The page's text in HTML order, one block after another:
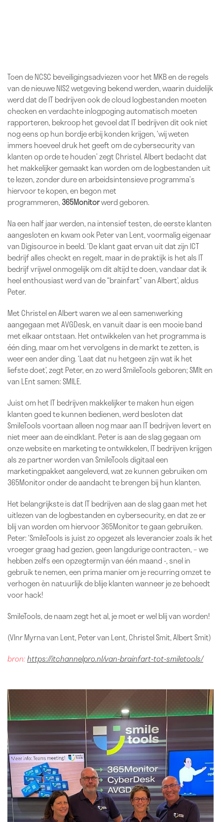
Toen de NCSC beveiligingsadviezen voor het MKB en de regels
van de nieuwe NIS2 wetgeving bekend werden, waarin duidelijk
werd dat de IT bedrijven ook de cloud logbestanden moeten
checken en verdachte inlogpoging automatisch moeten
rapporteren, bekroop het gevoel dat IT bedrijven dit ook niet
nog eens op hun bordje erbij konden krijgen, ‘wij weten
immers hoeveel druk het geeft om de cybersecurity van
klanten op orde te houden’ zegt Christel. Albert bedacht dat
het makkelijker gemaakt kan worden om de logbestanden uit
te lezen, zonder dure en arbeidsintensieve programma’s
hiervoor te kopen, en begon met
programmeren, 365Monitorwerd geboren.
Na een half jaar werden, na intensief testen, de eerste klanten
aangesloten en kwam ook Peter van Lent, voormalig eigenaar
van Digisource in beeld. ‘De klant gaat ervan uit dat zijn ICT
bedrijf alles checkt en regelt, maar in de praktijk is het als IT
bedrijf vrijwel onmogelijk om dit altijd te doen, vandaar dat ik
heel enthousiast werd van de “brainfart” van Albert’, aldus
Peter.
Met Christel en Albert waren we al een samenwerking
aangegaan met AVGDesk, en vanuit daar is een mooie band
met elkaar ontstaan. Het ontwikkelen van het programma is
één ding, maar om het vervolgens in de markt te zetten, is
weer een ander ding. ‘Laat dat nu hetgeen zijn wat ik het
liefste doet’, zegt Peter, en zo werd SmileTools geboren; SMIt en
van LEnt samen: SMILE.
Juist om het IT bedrijven makkelijker te maken hun eigen
klanten goed te kunnen bedienen, werd besloten dat
SmileTools voortaan alleen nog maar aan IT bedrijven levert en
niet meer aan de eindklant. Peter is aan de slag gegaan om
onze website en marketing te ontwikkelen, IT bedrijven krijgen
als ze partner worden van SmileTools digitaal een
marketingpakket aangeleverd, wat ze kunnen gebruiken om
365Monitor onder de aandacht te brengen bij hun klanten.
Het belangrijkste is dat IT bedrijven aan de slag gaan met het
uitlezen van de logbestanden en cybersecurity, en dat ze er
blij van worden om hiervoor 365Monitor te gaan gebruiken.
Peter: ‘SmileTools is juist zo opgezet als leverancier zoals ik het
vroeger graag had gezien, geen langdurige contracten, – we
hebben zelfs een opzegtermijn van één maand -, snel in
gebruik te nemen, een prima manier om je recurring omzet te
verhogen èn natuurlijk de blije klanten wanneer je ze behoedt
voor hack!
SmileTools, de naam zegt het al, je moet er wel blij van worden!
(Vlnr Myrna van Lent, Peter van Lent, Christel Smit, Albert Smit)
bron:https://itchannelpro.nl/van-brainfart-tot-smiletools/